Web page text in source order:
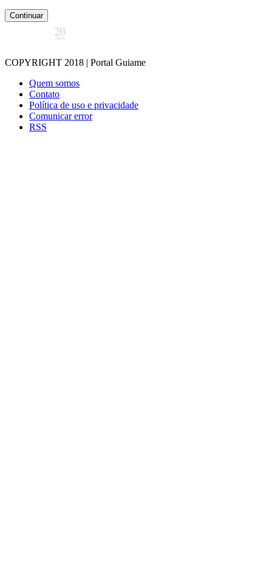
Continuar
COPYRIGHT 2018 | Portal Guiame
Quem somos
Contato
Política de uso e privacidade
Comunicar error
RSS